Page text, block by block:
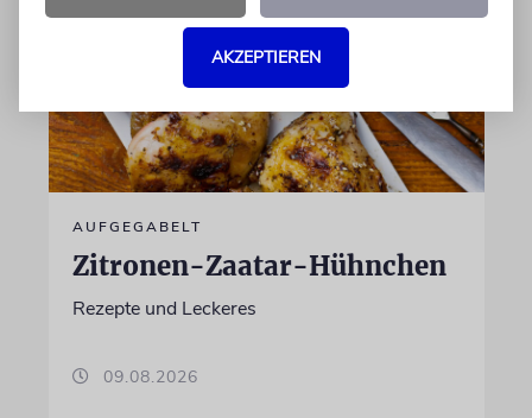
AUFGEGABELT
Zitronen-Zaatar-Hühnchen
Rezepte und Leckeres
09.08.2026
AKZEPTIEREN